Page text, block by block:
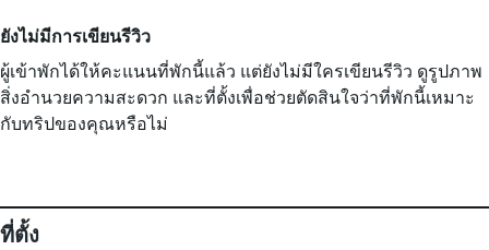
ยังไม่มีการเขียนรีวิว
ผู้เข้าพักได้ให้คะแนนที่พักนี้แล้ว แต่ยังไม่มีใครเขียนรีวิว ดูรูปภาพ
สิ่งอำนวยความสะดวก และที่ตั้งเพื่อช่วยตัดสินใจว่าที่พักนี้เหมาะ
กับทริปของคุณหรือไม่
ที่ตั้ง